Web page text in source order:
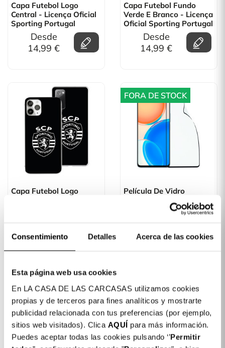
Consentimiento Detalles Acerca de las cookies
Esta página web usa cookies
En LA CASA DE LAS CARCASAS utilizamos cookies
propias y de terceros para fines analíticos y mostrarte
publicidad relacionada con tus preferencias (por ejemplo,
sitios web visitados). Clica AQUÍ para más información.
Puedes aceptar todas las cookies pulsando ‘’Permitir
Capa Futebol Logo
Central - Licença Oficial
Sporting Portugal
Desde
14,99 €
Capa Futebol Fundo
Verde E Branco - Licença
Oficial Sporting Portugal
Desde
14,99 €
Capa Futebol Logo
14,99 €
Película De Vidro
Temperado Completa
Inquebrável Para Honor
Fora de
FORA DE STOCK
FORA DE STOCK